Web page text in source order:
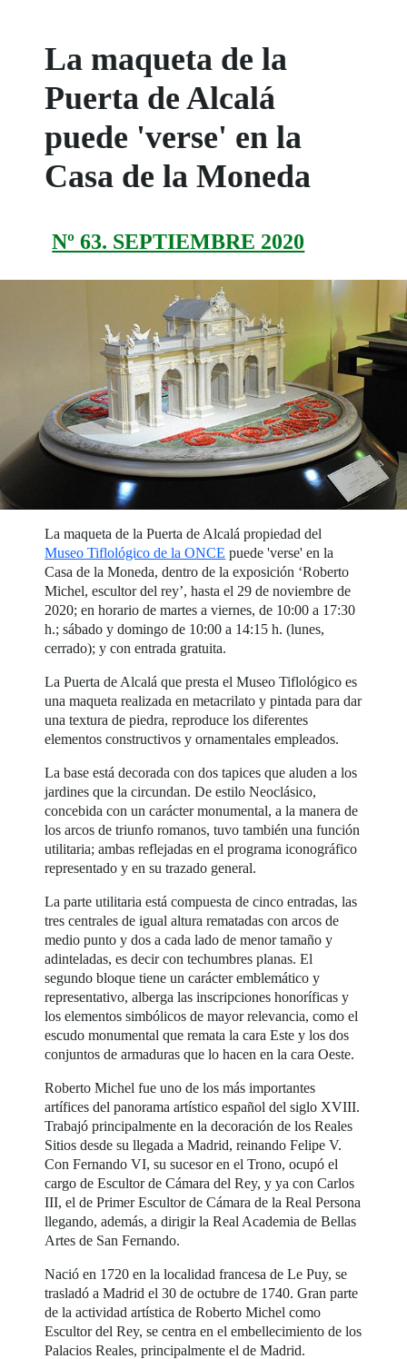
La maqueta de la
Puerta de Alcalá
puede 'verse' en la
Casa de la Moneda
Nº 63. SEPTIEMBRE 2020
La maqueta de la Puerta de Alcalá propiedad del
Museo Tiflológico de la ONCE puede 'verse' en la
Casa de la Moneda, dentro de la exposición ‘Roberto
Michel, escultor del rey’, hasta el 29 de noviembre de
2020; en horario de martes a viernes, de 10:00 a 17:30
h.; sábado y domingo de 10:00 a 14:15 h. (lunes,
cerrado); y con entrada gratuita.
La Puerta de Alcalá que presta el Museo Tiflológico es
una maqueta realizada en metacrilato y pintada para dar
una textura de piedra, reproduce los diferentes
elementos constructivos y ornamentales empleados.
La base está decorada con dos tapices que aluden a los
jardines que la circundan. De estilo Neoclásico,
concebida con un carácter monumental, a la manera de
los arcos de triunfo romanos, tuvo también una función
utilitaria; ambas reflejadas en el programa iconográfico
representado y en su trazado general.
La parte utilitaria está compuesta de cinco entradas, las
tres centrales de igual altura rematadas con arcos de
medio punto y dos a cada lado de menor tamaño y
adinteladas, es decir con techumbres planas. El
segundo bloque tiene un carácter emblemático y
representativo, alberga las inscripciones honoríficas y
los elementos simbólicos de mayor relevancia, como el
escudo monumental que remata la cara Este y los dos
conjuntos de armaduras que lo hacen en la cara Oeste.
Roberto Michel fue uno de los más importantes
artífices del panorama artístico español del siglo XVIII.
Trabajó principalmente en la decoración de los Reales
Sitios desde su llegada a Madrid, reinando Felipe V.
Con Fernando VI, su sucesor en el Trono, ocupó el
cargo de Escultor de Cámara del Rey, y ya con Carlos
III, el de Primer Escultor de Cámara de la Real Persona
llegando, además, a dirigir la Real Academia de Bellas
Artes de San Fernando.
Nació en 1720 en la localidad francesa de Le Puy, se
trasladó a Madrid el 30 de octubre de 1740. Gran parte
de la actividad artística de Roberto Michel como
Escultor del Rey, se centra en el embellecimiento de los
Palacios Reales, principalmente el de Madrid.